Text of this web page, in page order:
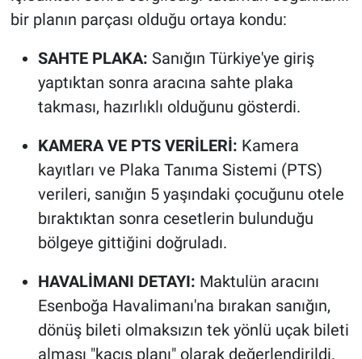
bir planın parçası olduğu ortaya kondu:
SAHTE PLAKA: Sanığın Türkiye'ye giriş
yaptıktan sonra aracına sahte plaka
takması, hazırlıklı olduğunu gösterdi.
KAMERA VE PTS VERİLERİ: Kamera
kayıtları ve Plaka Tanıma Sistemi (PTS)
verileri, sanığın 5 yaşındaki çocuğunu otele
bıraktıktan sonra cesetlerin bulunduğu
bölgeye gittiğini doğruladı.
HAVALİMANI DETAYI: Maktulün aracını
Esenboğa Havalimanı'na bırakan sanığın,
dönüş bileti olmaksızın tek yönlü uçak bileti
alması "kaçış planı" olarak değerlendirildi.